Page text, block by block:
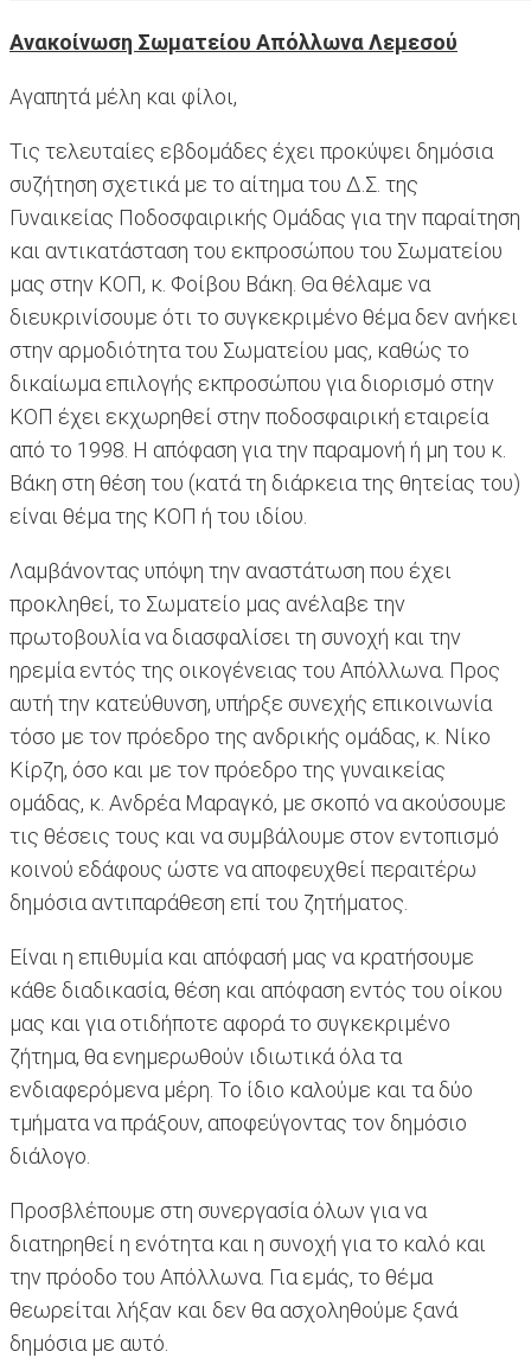
Ανακοίνωση Σωματείου Απόλλωνα Λεμεσού
Αγαπητά μέλη και φίλοι,
Τις τελευταίες εβδομάδες έχει προκύψει δημόσια
συζήτηση σχετικά με το αίτημα του Δ.Σ. της
Γυναικείας Ποδοσφαιρικής Ομάδας για την παραίτηση
και αντικατάσταση του εκπροσώπου του Σωματείου
μας στην ΚΟΠ, κ. Φοίβου Βάκη. Θα θέλαμε να
διευκρινίσουμε ότι το συγκεκριμένο θέμα δεν ανήκει
στην αρμοδιότητα του Σωματείου μας, καθώς το
δικαίωμα επιλογής εκπροσώπου για διορισμό στην
ΚΟΠ έχει εκχωρηθεί στην ποδοσφαιρική εταιρεία
από το 1998. Η απόφαση για την παραμονή ή μη του κ.
Βάκη στη θέση του (κατά τη διάρκεια της θητείας του)
είναι θέμα της ΚΟΠ ή του ιδίου.
Λαμβάνοντας υπόψη την αναστάτωση που έχει
προκληθεί, το Σωματείο μας ανέλαβε την
πρωτοβουλία να διασφαλίσει τη συνοχή και την
ηρεμία εντός της οικογένειας του Απόλλωνα. Προς
αυτή την κατεύθυνση, υπήρξε συνεχής επικοινωνία
τόσο με τον πρόεδρο της ανδρικής ομάδας, κ. Νίκο
Κίρζη, όσο και με τον πρόεδρο της γυναικείας
ομάδας, κ. Ανδρέα Μαραγκό, με σκοπό να ακούσουμε
τις θέσεις τους και να συμβάλουμε στον εντοπισμό
κοινού εδάφους ώστε να αποφευχθεί περαιτέρω
δημόσια αντιπαράθεση επί του ζητήματος.
Είναι η επιθυμία και απόφασή μας να κρατήσουμε
κάθε διαδικασία, θέση και απόφαση εντός του οίκου
μας και για οτιδήποτε αφορά το συγκεκριμένο
ζήτημα, θα ενημερωθούν ιδιωτικά όλα τα
ενδιαφερόμενα μέρη. Το ίδιο καλούμε και τα δύο
τμήματα να πράξουν, αποφεύγοντας τον δημόσιο
διάλογο.
Προσβλέπουμε στη συνεργασία όλων για να
διατηρηθεί η ενότητα και η συνοχή για το καλό και
την πρόοδο του Απόλλωνα. Για εμάς, το θέμα
θεωρείται λήξαν και δεν θα ασχοληθούμε ξανά
δημόσια με αυτό.